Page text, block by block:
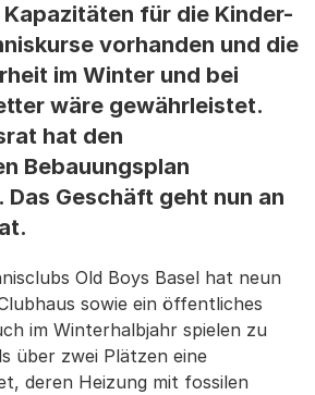
Kapazitäten für die Kinder-
vorhanden und die
im Winter und bei
wäre gewährleistet.
hat den
Bebauungsplan
Geschäft geht nun an
Old Boys Basel hat neun
sowie ein öffentliches
im Winterhalbjahr spielen zu
über zwei Plätzen eine
deren Heizung mit fossilen